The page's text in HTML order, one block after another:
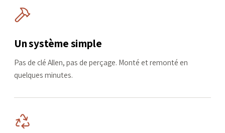
Un système simple
Pas de clé Allen, pas de perçage. Monté et remonté en
quelques minutes.